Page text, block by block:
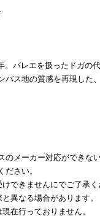
バレエを扱ったドガの代
バス地の質感を再現した
のメーカー対応ができな
さい。
できませんにでご了承く
異なる場合があります。
在行っておりません。